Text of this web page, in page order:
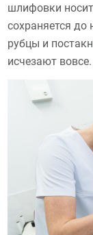
шлифовки
сохраняется до
рубцы и
исчезают вовсе.